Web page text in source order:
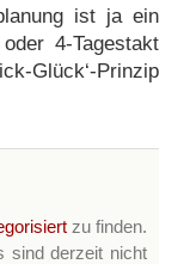
ist ja ein
4-Tagestakt
Glück‘-Prinzip
zu finden.
sind derzeit nicht